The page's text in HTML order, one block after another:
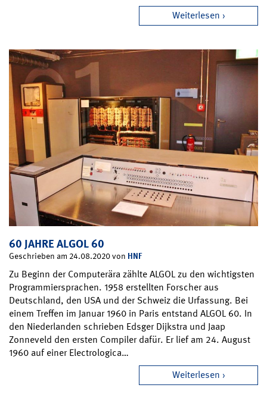
Weiterlesen
60 JAHRE ALGOL 60
Geschrieben am 24.08.2020 von HNF
Zu Beginn der Computerära zählte ALGOL zu den wichtigsten
Programmiersprachen. 1958 erstellten Forscher aus
Deutschland, den USA und der Schweiz die Urfassung. Bei
einem Treffen im Januar 1960 in Paris entstand ALGOL 60. In
den Niederlanden schrieben Edsger Dijkstra und Jaap
Zonneveld den ersten Compiler dafür. Er lief am 24. August
1960 auf einer Electrologica…
Weiterlesen